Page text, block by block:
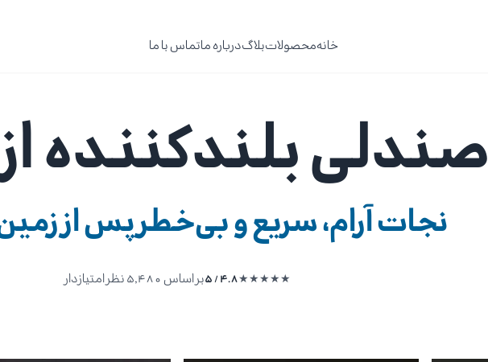
خانهمحصولاتبلاگدرباره ماتماس با ما
صندلی بلندکننده
نجات آرام، سریع و بی‌خطر پس از
★
★
★
★
★
4.8 / 5 بر اساس 5,480 نظر امتیازدار